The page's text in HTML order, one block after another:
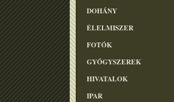
DOHÁNY
ÉLELMISZER
FOTÓK
GYÓGYSZEREK
HIVATALOK
IPAR